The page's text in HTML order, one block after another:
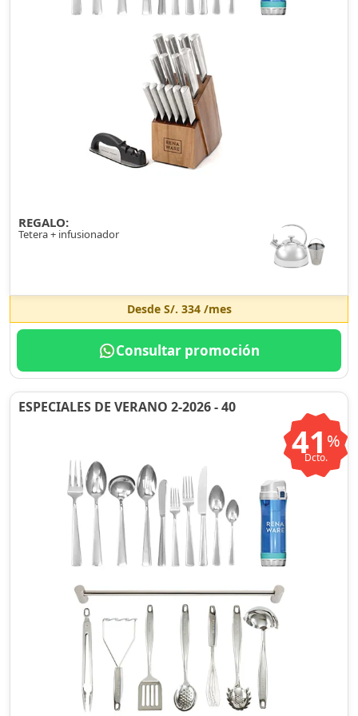
REGALO:
Tetera + infusionador
Desde S/. 334/mes
Consultar promoción
ESPECIALES DE VERANO 2-2026 - 40
41 %
Dcto.